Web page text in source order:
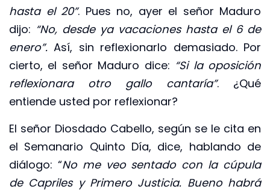
hasta el 20”. Pues no, ayer el señor Maduro
dijo: “No, desde ya vacaciones hasta el 6 de
enero”.Así, sin reflexionarlo demasiado. Por
cierto, el señor Maduro dice: “Si la oposición
reflexionara otro gallo cantaría”. ¿Qué
entiende usted por reflexionar?
El señor Diosdado Cabello, según se le cita en
el Semanario Quinto Día, dice, hablando de
diálogo: “No me veo sentado con la cúpula
de Capriles y Primero Justicia. Bueno habrá